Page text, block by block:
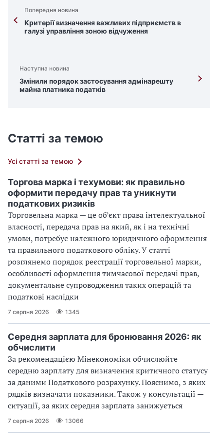
Попередня новина
Критерії визначення важливих підприємств в
галузі управління зоною відчуження
Наступна новина
Змінили порядок застосування адмінарешту
майна платника податків
Статті за темою
Усі статті за темою
Торгова марка і техумови: як правильно
оформити передачу прав та уникнути
податкових ризиків
Торговельна марка — це об’єкт права інтелектуальної
власності, передача прав на який, як і на технічні
умови, потребує належного юридичного оформлення
та правильного податкового обліку. У статті
розглянемо порядок реєстрації торговельної марки,
особливості оформлення тимчасової передачі прав,
документальне супроводження таких операцій та
податкові наслідки
7 серпня 2026 1345
Середня зарплата для бронювання 2026: як
обчислити
За рекомендацією Мінекономіки обчислюйте
середню зарплату для визначення критичного статусу
за даними Податкового розрахунку. Пояснимо, з яких
рядків визначати показники. Також у консультації —
ситуації, за яких середня зарплата занижується
7 серпня 2026 13066